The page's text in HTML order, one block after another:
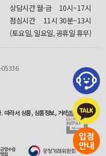
상담시간 월-금
10시~17시
점심시간
11시 30분~13시
(토요일, 일요일, 공휴일 휴무)
05336
따라서 상품, 상품정보, 거래에 관한